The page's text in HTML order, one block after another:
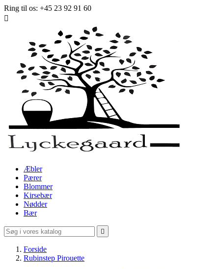
Ring til os: +45 23 92 91 60

Æbler
Pærer
Blommer
Kirsebær
Nødder
Bær

Forside
Rubinstep Pirouette